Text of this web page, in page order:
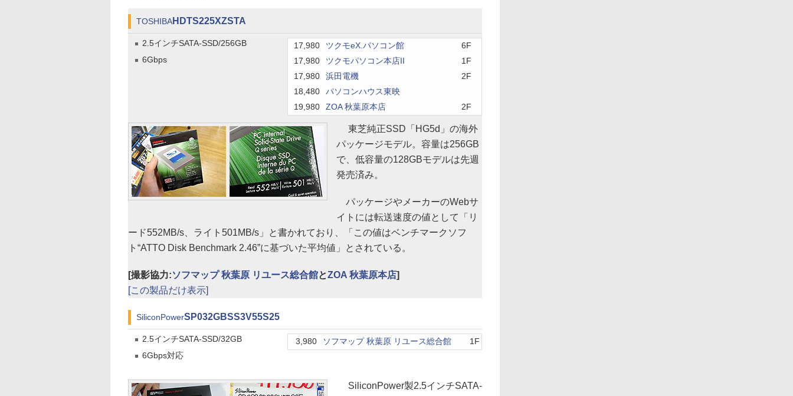
TOSHIBA HDTS225XZSTA
2.5インチSATA-SSD/256GB
6Gbps
17,980 ツクモeX.パソコン館
6F
17,980
ツクモパソコン本店II
1F
17,980
浜田電機
2F
18,480
パソコンハウス東映
19,980
ZOA 秋葉原本店 2F
東芝純正SSD「HG5d」の海外
パッケージモデル。容量は256GB
で、低容量の128GBモデルは先週
発売済み。
パッケージやメーカーのWebサ
イトには転送速度の値として「リ
ード552MB/s、ライト501MB/s」と書かれており、「この値はベンチマークソフ
ト“ATTO Disk Benchmark 2.46”に基づいた平均値」とされている。
[撮影協力:ソフマップ 秋葉原 リユース総合館とZOA 秋葉原本店]
[この製品だけ表示]
SiliconPowerSP032GBSS3V55S25
2.5インチSATA-SSD/32GB
6Gbps対応
3,980 ソフマップ 秋葉原 リユース総合館 1F
SiliconPower製2.5インチSATA-